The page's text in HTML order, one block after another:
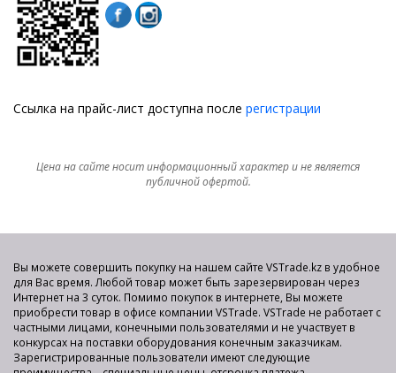
Ссылка на прайс-лист доступна после регистрации
Цена на сайте носит информационный характер и не является
публичной офертой.
Вы можете совершить покупку на нашем сайте VSTrade.kz в удобное
для Вас время. Любой товар может быть зарезервирован через
Интернет на 3 суток. Помимо покупок в интернете, Вы можете
приобрести товар в офисе компании VSTrade. VSTrade не работает с
частными лицами, конечными пользователями и не участвует в
конкурсах на поставки оборудования конечным заказчикам.
Зарегистрированные пользователи имеют следующие